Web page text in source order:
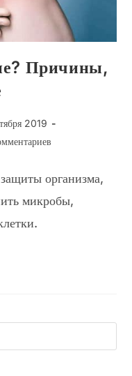
Причины,
2019
организма,
микробы,